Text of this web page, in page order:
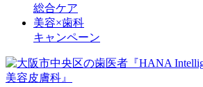
総合ケア
美容×歯科
キャンペーン